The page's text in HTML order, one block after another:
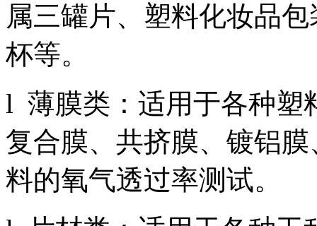
属三罐片、塑料化妆品
杯等。
l 薄膜类：适用于各种塑
复合膜、共挤膜、镀铝
料的氧气透过率测试。